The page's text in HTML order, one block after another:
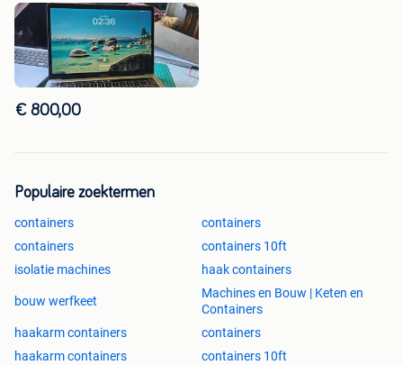
€ 800,00
Populaire zoektermen
containers
containers
containers
containers 10ft
isolatie machines
haak containers
bouw werfkeet
Machines en Bouw | Keten en
Containers
haakarm containers
containers
haakarm containers
containers 10ft